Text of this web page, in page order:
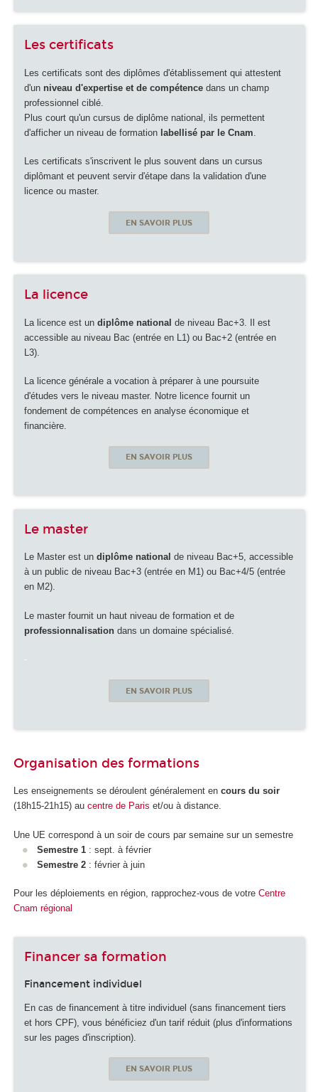
Les certificats
Les certificats sont des diplômes d'établissement qui attestent
d'un niveau d'expertise et de compétence dans un champ
professionnel ciblé.
Plus court qu'un cursus de diplôme national, ils permettent
d'afficher un niveau de formation labellisé par le Cnam
Les certificats s'inscrivent le plus souvent dans un cursus
diplômant et peuvent servir d'étape dans la validation d'une
licence ou master.
EN SAVOIR PLUS
La licence
La licence est un diplôme national de niveau Bac+3. Il est
accessible au niveau Bac (entrée en L1) ou Bac+2 (entrée en
L3).
La licence générale a vocation à préparer à une poursuite
d'études vers le niveau master. Notre licence fournit un
fondement de compétences en analyse économique et
financière.
EN SAVOIR PLUS
Le master
Le Master est un diplôme national de niveau Bac+5, accessible
à un public de niveau Bac+3 (entrée en M1) ou Bac+4/5 (entrée
en M2).
Le master fournit un haut niveau de formation et de
professionnalisation dans un domaine spécialisé.
-
EN SAVOIR PLUS
Organisation des formations
Les enseignements se déroulent généralement en cours du soir
(18h15-21h15) au centre de Paris et/ou à distance.
Une UE correspond à un soir de cours par semaine sur un semestre
Semestre 1: sept. à février
Semestre 2: février à juin
Pour les déploiements en région, rapprochez-vous de votre Centre
Cnam régional
Financer sa formation
Financement individuel
En cas de financement à titre individuel (sans financement tiers
et hors CPF), vous bénéficiez d'un tarif réduit (plus d'informations
sur les pages d'inscription).
EN SAVOIR PLUS